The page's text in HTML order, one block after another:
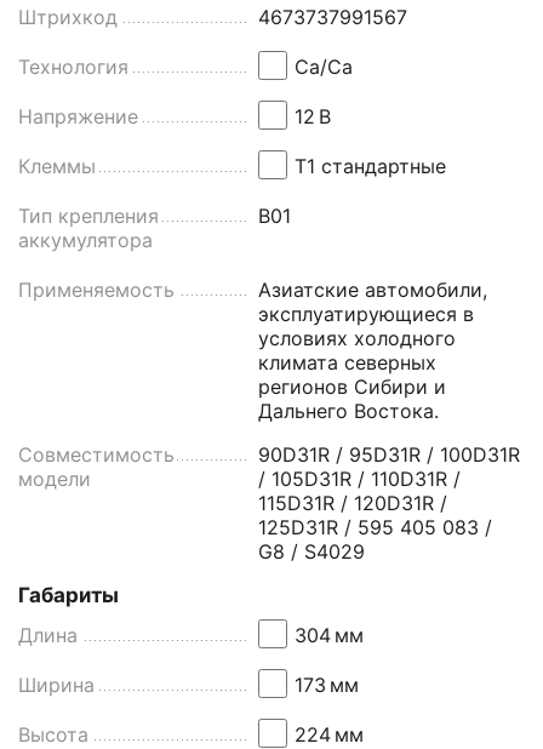
Штрихкод 4673737991567
Технология Ca/Ca
Напряжение 12 В
Клеммы Т1 стандартные
Тип крепления
аккумулятора
B01
Применяемость
Азиатские автомобили,
эксплуатирующиеся в
условиях холодного
климата северных
регионов Сибири и
Дальнего Востока.
Совместимость
модели
90D31R / 95D31R / 100D31R
/ 105D31R / 110D31R /
115D31R / 120D31R /
125D31R / 595 405 083 /
G8 / S4029
Габариты
Длина
304 мм
Ширина 173 мм
Высота 224 мм